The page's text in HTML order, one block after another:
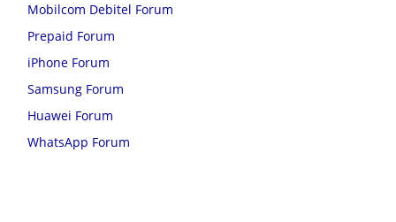
Mobilcom Debitel Forum
Prepaid Forum
iPhone Forum
Samsung Forum
Huawei Forum
WhatsApp Forum